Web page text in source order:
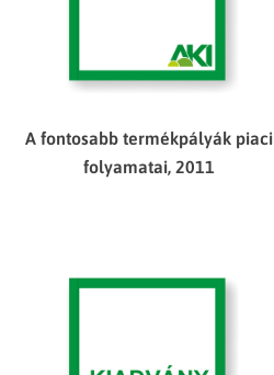
A fontosabb termékpályák piaci
folyamatai, 2011